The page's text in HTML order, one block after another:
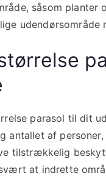
såsom
udendørsområde
parasol til dit
antallet af
tilstrækkelig
at indrette